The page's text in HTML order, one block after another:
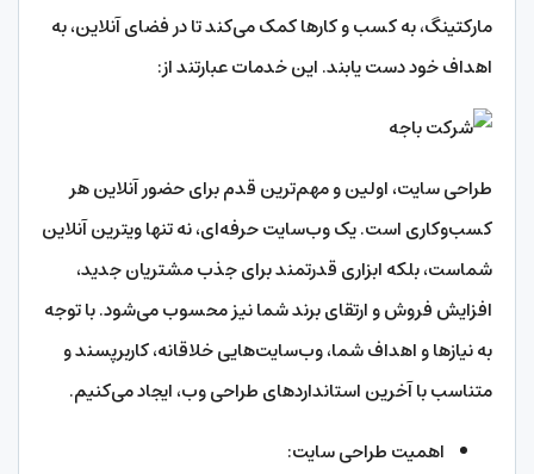
مارکتینگ، به کسب و کارها کمک می‌کند تا در فضای آنلاین، به
اهداف خود دست یابند. این خدمات عبارتند از:
طراحی سایت، اولین و مهم‌ترین قدم برای حضور آنلاین هر
کسب‌وکاری است. یک وب‌سایت حرفه‌ای، نه تنها ویترین آنلاین
شماست، بلکه ابزاری قدرتمند برای جذب مشتریان جدید،
افزایش فروش و ارتقای برند شما نیز محسوب می‌شود. با توجه
به نیازها و اهداف شما، وب‌سایت‌هایی خلاقانه، کاربرپسند و
متناسب با آخرین استانداردهای طراحی وب، ایجاد می‌کنیم.
اهمیت طراحی سایت: